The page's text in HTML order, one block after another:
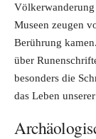
Völkerwanderung
Museen zeugen
Berührung
über
besonders die
das Leben